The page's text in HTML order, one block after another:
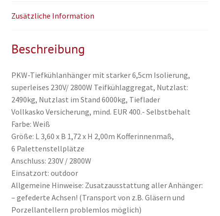
Zusätzliche Information
Beschreibung
PKW-Tiefkühlanhänger mit starker 6,5cm Isolierung,
superleises 230V/ 2800W Teifkühlaggregat, Nutzlast:
2490kg, Nutzlast im Stand 6000kg, Tieflader
Vollkasko Versicherung, mind. EUR 400.- Selbstbehalt
Farbe: Weiß
Größe: L 3,60 x B 1,72 x H 2,00m Kofferinnenmaß,
6 Palettenstellplätze
Anschluss: 230V / 2800W
Einsatzort: outdoor
Allgemeine Hinweise: Zusatzausstattung aller Anhänger:
– gefederte Achsen! (Transport von z.B. Gläsern und
Porzellantellern problemlos möglich)